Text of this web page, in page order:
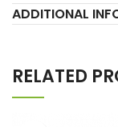
ADDITIONAL
RELATED